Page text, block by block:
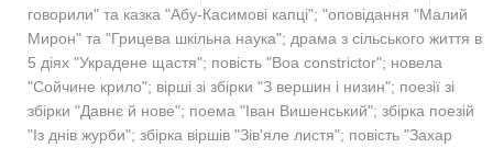
говорили" та казка "Абу-Касимові капці"; "оповідання "Малий
Мирон" та "Грицева шкільна наука"; драма з сільського життя в
5 діях "Украдене щастя"; повість "Boa constrictor"; новела
"Сойчине крило"; вірші зі збірки "З вершин і низин"; поезії зі
збірки "Давнє й нове"; поема "Іван Вишенський"; збірка поезій
"Із днів журби"; збірка віршів "Зів'яле листя"; повість "Захар